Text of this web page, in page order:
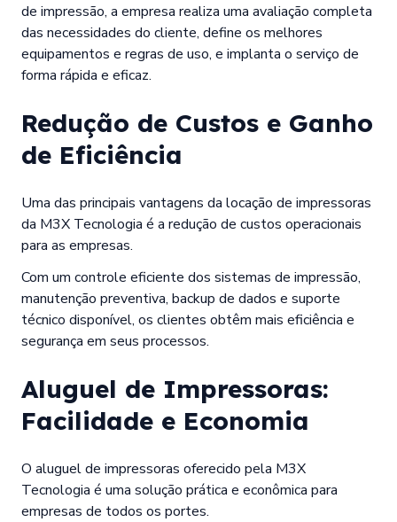
de impressão, a empresa realiza uma avaliação completa
das necessidades do cliente, define os melhores
equipamentos e regras de uso, e implanta o serviço de
forma rápida e eficaz.
Redução de Custos e Ganho
de Eficiência
Uma das principais vantagens da locação de impressoras
da M3X Tecnologia é a redução de custos operacionais
para as empresas.
Com um controle eficiente dos sistemas de impressão,
manutenção preventiva, backup de dados e suporte
técnico disponível, os clientes obtêm mais eficiência e
segurança em seus processos.
Aluguel de Impressoras:
Facilidade e Economia
O aluguel de impressoras oferecido pela M3X
Tecnologia é uma solução prática e econômica para
empresas de todos os portes.